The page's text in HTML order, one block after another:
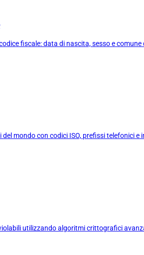
fiscale: data di nascita, sesso e comune
mondo con codici ISO, prefissi telefonici
utilizzando algoritmi crittografici